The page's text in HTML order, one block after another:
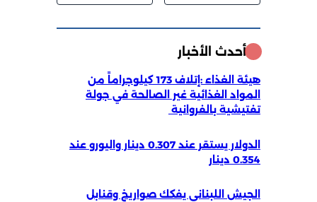
أحدث الأخبار
هيئة الغذاء :إتلاف 173 كيلوجراماً من
المواد الغذائية غير الصالحة في جولة
تفتيشية بالفروانية ‏
الدولار يستقر عند 0.307 دينار واليورو عند
0.354 دينار
الجيش اللبناني يفكك صواريخ وقنابل